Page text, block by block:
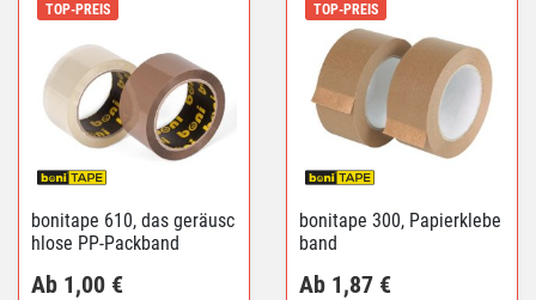
TOP-PREIS
bonitape 610, das geräusc
hlose PP-Packband
Ab 1,00 €
TOP-PREIS
bonitape 300, Papierklebe
band
Ab 1,87 €